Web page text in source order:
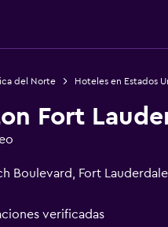
del Norte Hoteles en Estados
Fort
Boulevard, Fort
verificadas